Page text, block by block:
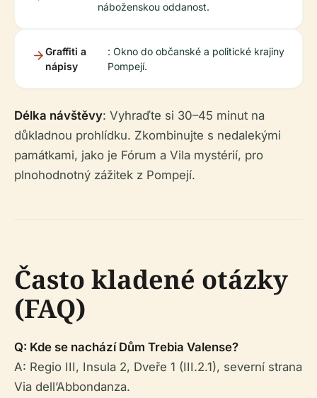
náboženskou oddanost.
Graffiti a
nápisy
: Okno do občanské a politické krajiny
Pompejí.
Délka návštěvy: Vyhraďte si 30–45 minut na
důkladnou prohlídku. Zkombinujte s nedalekými
památkami, jako je Fórum a Vila mystérií, pro
plnohodnotný zážitek z Pompejí.
Často kladené otázky
(FAQ)
Q: Kde se nachází Dům Trebia Valense?
A: Regio III, Insula 2, Dveře 1 (III.2.1), severní strana
Via dell’Abbondanza.